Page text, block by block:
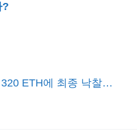
?
ETH에 최종 낙찰…